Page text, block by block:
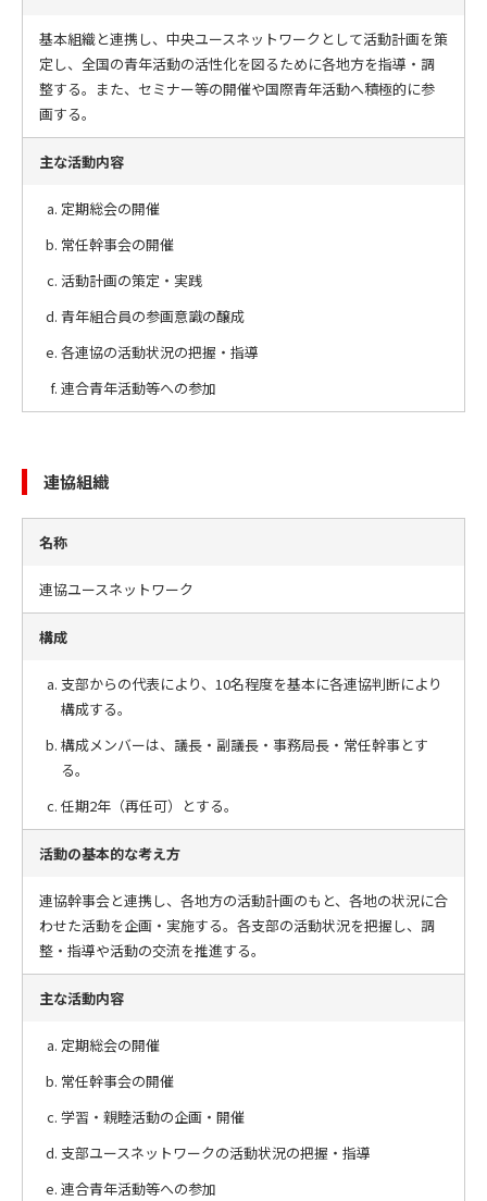
基本組織と連携し、中央ユースネットワークとして活動計画を策
定し、全国の青年活動の活性化を図るために各地方を指導・調
整する。また、セミナー等の開催や国際青年活動へ積極的に参
画する。
主な活動内容
定期総会の開催
常任幹事会の開催
活動計画の策定・実践
青年組合員の参画意識の醸成
各連協の活動状況の把握・指導
連合青年活動等への参加
連協組織
名称
連協ユースネットワーク
構成
支部からの代表により、10名程度を基本に各連協判断により
構成する。
構成メンバーは、議長・副議長・事務局長・常任幹事とす
る。
任期2年（再任可）とする。
活動の基本的な考え方
連協幹事会と連携し、各地方の活動計画のもと、各地の状況に合
わせた活動を企画・実施する。各支部の活動状況を把握し、調
整・指導や活動の交流を推進する。
主な活動内容
定期総会の開催
常任幹事会の開催
学習・親睦活動の企画・開催
支部ユースネットワークの活動状況の把握・指導
連合青年活動等への参加